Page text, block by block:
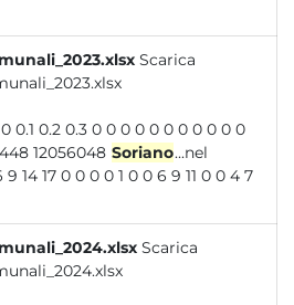
Scarica
0.1 0.2 0.3 0 0 0 0 0 0 0 0 0 0 0
0 0 7 28 54 18448 12056048 Soriano...nel
9 14 17 0 0 0 0 1 0 0 6 9 11 0 0 4 7
Scarica